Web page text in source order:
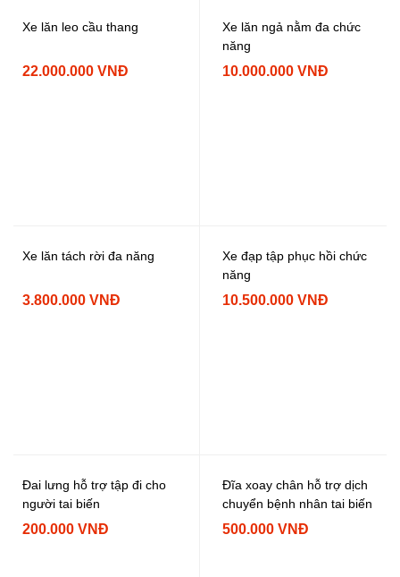
Xe lăn leo cầu thang
22.000.000 VNĐ
Xe lăn ngả nằm đa chức
năng
10.000.000 VNĐ
Xe lăn tách rời đa năng
3.800.000 VNĐ
Xe đạp tập phục hồi chức
năng
10.500.000 VNĐ
Đai lưng hỗ trợ tập đi cho
người tai biến
200.000 VNĐ
Đĩa xoay chân hỗ trợ dịch
chuyển bệnh nhân tai biến
500.000 VNĐ